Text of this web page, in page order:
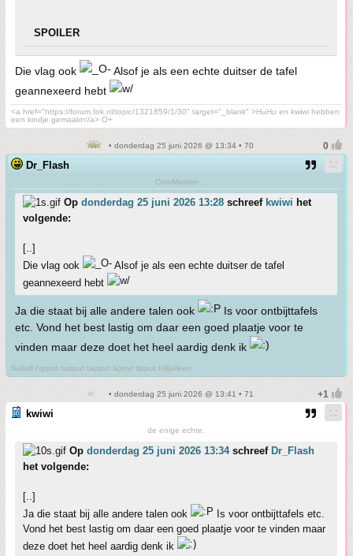
SPOILER
Die vlag ook
Alsof je als een echte duitser de tafel
geannexeerd hebt
<a href="https://forum.fok.nl/topic/1321859/1/30" target="_blank" >HuHu en kwiwi hebben
een kindje gemaakt</a> O+
• donderdag 25 juni 2026 @ 13:34 • 70
Dr_Flash
CoinMeister
Op donderdag 25 juni 2026 13:28 schreef kwiwi het
volgende:
[..]
Die vlag ook
Alsof je als een echte duitser de tafel
geannexeerd hebt
Ja die staat bij alle andere talen ook
Is voor ontbijttafels
etc. Vond het best lastig om daar een goed plaatje voor te
vinden maar deze doet het heel aardig denk ik
Salivili hipput tupput tapput äppyt tipput hilijalleen
• donderdag 25 juni 2026 @ 13:41 • 71
kwiwi
de enige echte.
Op donderdag 25 juni 2026 13:34schreef Dr_Flash
het volgende:
[..]
Ja die staat bij alle andere talen ook
Is voor ontbijttafels etc.
Vond het best lastig om daar een goed plaatje voor te vinden maar
deze doet het heel aardig denk ik